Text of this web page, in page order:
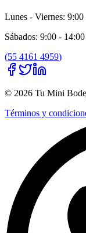
Lunes - Viernes: 9:00
Sábados: 9:00 - 14:00
(55 4161 4959)
© 2026 Tu Mini
Términos y